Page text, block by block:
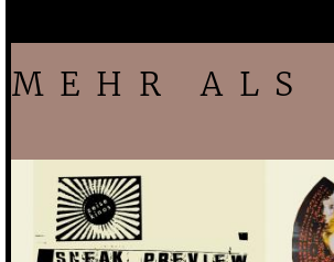
MEHR ALS